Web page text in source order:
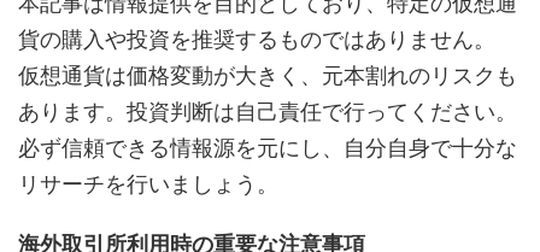
貨の購入や投資を推奨するものではありません。
仮想通貨は価格変動が大きく、元本割れのリスクも
あります。投資判断は自己責任で行ってください。
必ず信頼できる情報源を元にし、自分自身で十分な
リサーチを行いましょう。
海外取引所利用時の重要な注意事項